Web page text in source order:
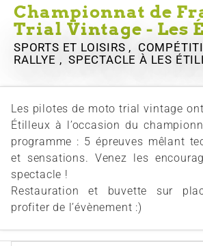
Championnat de
Trial Vintage - Les
SPORTS ET LOISIRS ,
RALLYE , SPECTACLEÀ LES
Les pilotes de moto trial vintage
Étilleux à l’occasion du
programme : 5 épreuves mêlant
et sensations. Venez les
spectacle !
Restauration et buvette sur
profiter de l’évènement :)